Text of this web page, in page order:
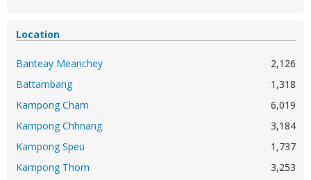
Location
Banteay Meanchey
2,126
Battambang
1,318
Kampong Cham
6,019
Kampong Chhnang
3,184
Kampong Speu
1,737
Kampong Thom
3,253